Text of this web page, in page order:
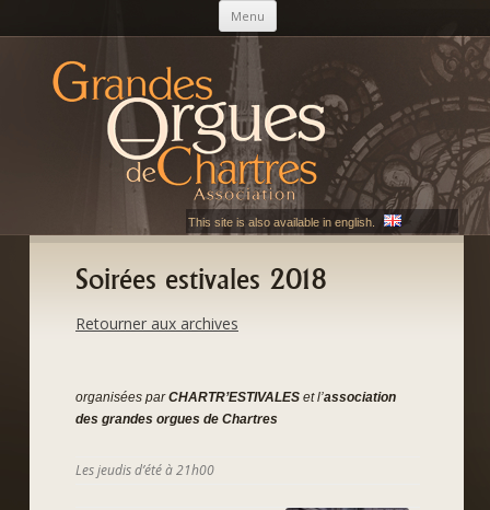
Menu Aller au contenu principal
AGOC
Les Grandes Orgues de Chartres
This site is also available in english.
Soirées estivales 2018
Retourner aux archives
organisées parCHARTR’ESTIVALES et l’association
des grandes orgues de Chartres
Les jeudis d’été à 21h00